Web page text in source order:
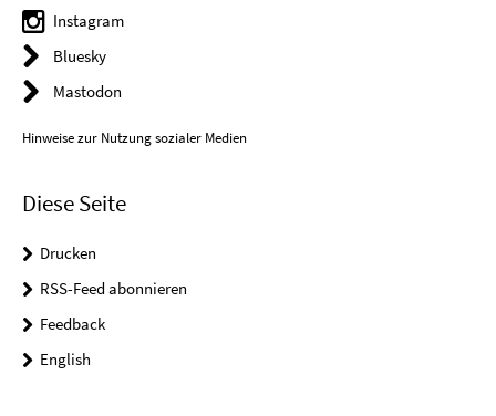
Instagram
Bluesky
Mastodon
Hinweise zur Nutzung sozialer Medien
Diese Seite
Drucken
RSS-Feed abonnieren
Feedback
English